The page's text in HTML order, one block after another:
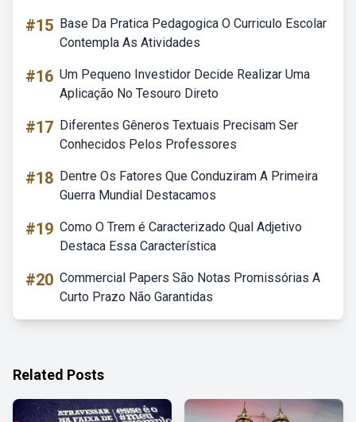
#15 Base Da Pratica Pedagogica O Curriculo Escolar
Contempla As Atividades
#16 Um Pequeno Investidor Decide Realizar Uma
Aplicação No Tesouro Direto
#17 Diferentes Gêneros Textuais Precisam Ser
Conhecidos Pelos Professores
#18 Dentre Os Fatores Que Conduziram A Primeira
Guerra Mundial Destacamos
#19 Como O Trem é Caracterizado Qual Adjetivo
Destaca Essa Característica
#20 Commercial Papers São Notas Promissórias A
Curto Prazo Não Garantidas
Related Posts